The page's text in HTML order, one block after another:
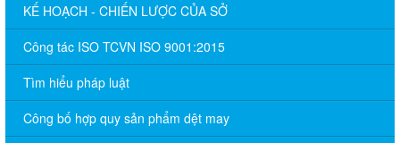
KẾ HOẠCH - CHIẾN LƯỢC CỦA SỞ
Công tác ISO TCVN ISO 9001:2015
Tìm hiểu pháp luật
Công bố hợp quy sản phẩm dệt may